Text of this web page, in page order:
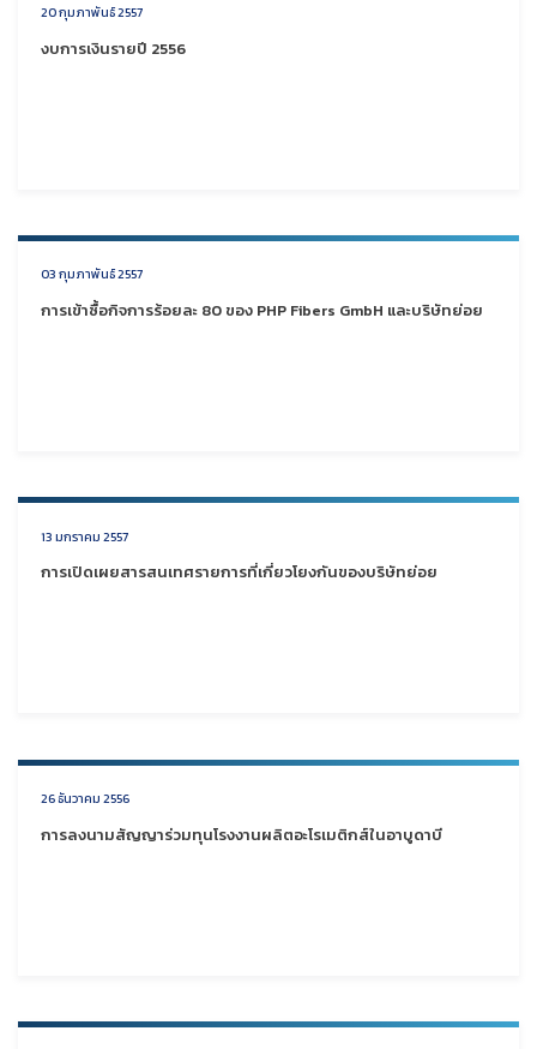
20 กุมภาพันธ์ 2557
งบการเงินรายปี 2556
03 กุมภาพันธ์ 2557
การเข้าซื้อกิจการร้อยละ 80 ของ PHP Fibers GmbH และบริษัทย่อย
13 มกราคม 2557
การเปิดเผยสารสนเทศรายการที่เกี่ยวโยงกันของบริษัทย่อย
26 ธันวาคม 2556
การลงนามสัญญาร่วมทุนโรงงานผลิตอะโรเมติกส์ในอาบูดาบี